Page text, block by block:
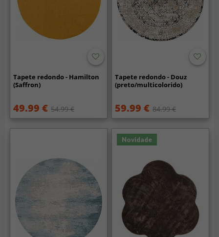
Tapete redondo - Hamilton
(Saffron)
49.99 € 54.99 €
Tapete redondo - Douz
(preto/multicolorido)
59.99 € 84.99 €
Novidade